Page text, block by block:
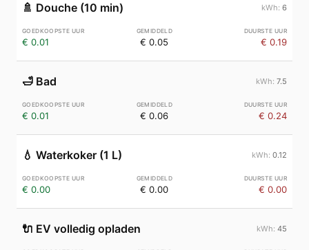
🚿 Douche (10 min) 6
€ 0.01 € 0.05 € 0.19
🛁 Bad 7.5
€ 0.01 € 0.06 € 0.24
💧 Waterkoker (1 L) 0.12
€ 0.00 € 0.00 € 0.00
🔌 EV volledig opladen 45